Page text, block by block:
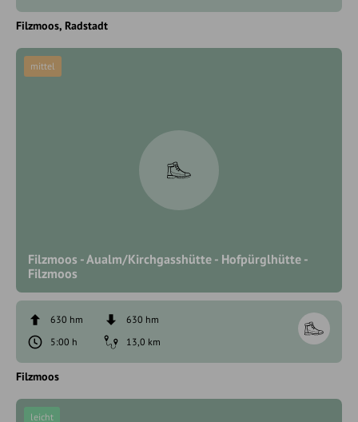
Filzmoos Radstadt
Filzmoos - Aualm/Kirchgasshütte - Hofpürglhütte -
Filzmoos
mittel
630 hm
630 hm
5:00 h
13,0 km
Filzmoos
leicht